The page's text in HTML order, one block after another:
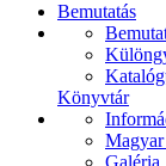
Bemutatás
Könyvtár
Magyar
Galéria